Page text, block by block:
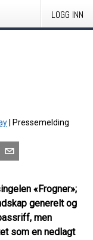
LOGG INN
Pressemelding
«Frogner»;
generelt og
men
som en nedlagt